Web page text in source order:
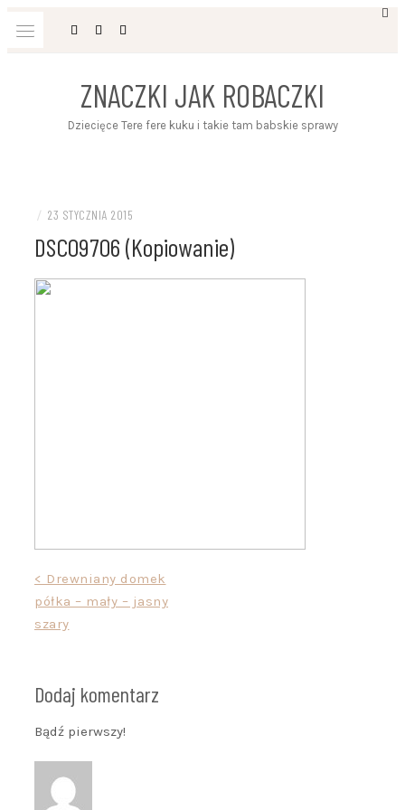
ZNACZKI JAK ROBACZKI
Dziecięce Tere fere kuku i takie tam babskie sprawy
/ 23 STYCZNIA 2015
DSC09706 (Kopiowanie)
Nawigacja
wpisu
< Drewniany domek
półka – mały – jasny
szary
Dodaj komentarz
Bądź pierwszy!